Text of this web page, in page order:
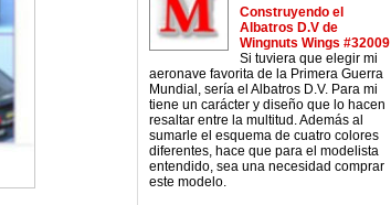
Construyendo el
Albatros D.V de
Wingnuts Wings #32009
Si tuviera que elegir mi
aeronave favorita de la Primera Guerra
Mundial, sería el Albatros D.V. Para mi
tiene un carácter y diseño que lo hacen
resaltar entre la multitud. Además al
sumarle el esquema de cuatro colores
diferentes, hace que para el modelista
entendido, sea una necesidad comprar
este modelo.